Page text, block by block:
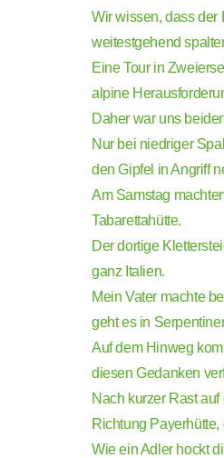
Wir wissen, dass der
weitestgehend
Eine Tour in
alpine
Daher war uns
Nur bei niedriger
den Gipfel in Angriff
Am Samstag
Tabarettahütte.
Der dortige
ganz Italien.
Mein Vater machte
geht es in
Auf dem Hinweg
diesen Gedanken
Nach kurzer Rast
Richtung
Wie ein Adler hockt